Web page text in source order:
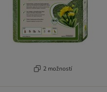
2 možností